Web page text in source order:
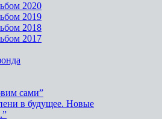
2020
2019
2018
2017
сами”
в будущее. Новые